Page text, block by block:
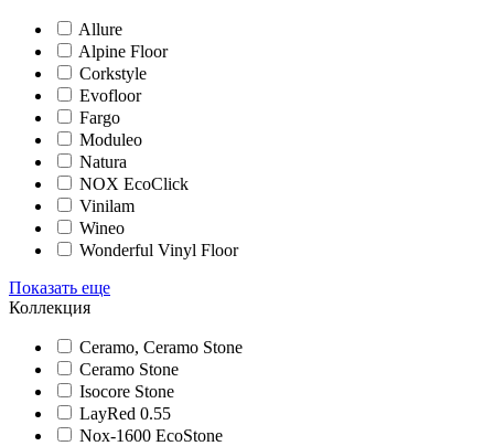
Allure
Alpine Floor
Corkstyle
Evofloor
Fargo
Moduleo
Natura
NOX EcoClick
Vinilam
Wineo
Wonderful Vinyl Floor
Показать еще
Коллекция
Ceramo, Ceramo Stone
Ceramo Stone
Isocore Stone
LayRed 0.55
Nox-1600 EcoStone